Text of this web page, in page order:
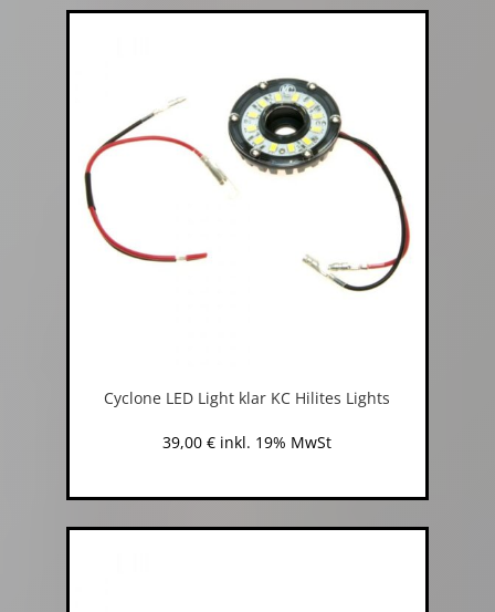
Cyclone LED Light klar KC Hilites Lights
39,00€ inkl. 19% MwSt